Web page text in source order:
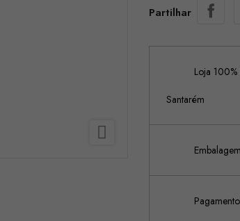

Partilhar
Loja
Santarém